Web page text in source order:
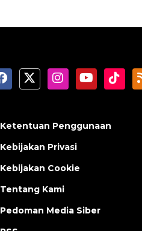
Ketentuan Penggunaan
Kebijakan Privasi
Kebijakan Cookie
Tentang Kami
Pedoman Media Siber